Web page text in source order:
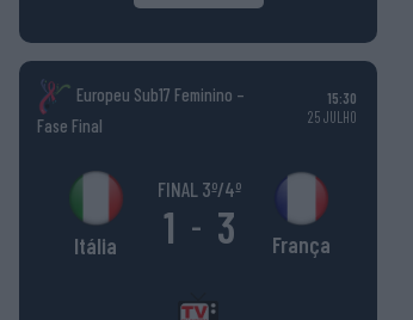
Europeu Sub17 Feminino –
Fase Final
15:30
25 JULHO
Itália
FINAL 3º/4º
1 - 3 França